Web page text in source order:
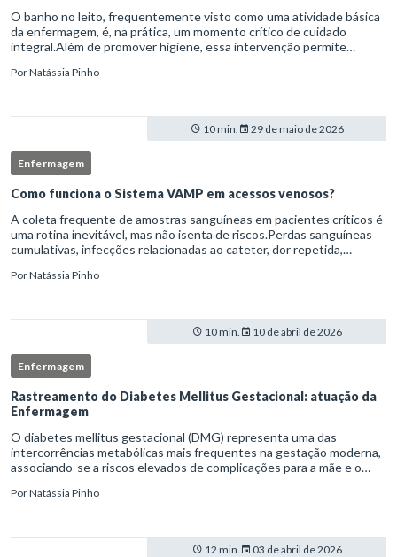
O banho no leito, frequentemente visto como uma atividade básica
da enfermagem, é, na prática, um momento crítico de cuidado
integral.Além de promover higiene, essa intervenção permite
PorNatássia Pinho
10 min. 29 de maio de 2026
Enfermagem
Como funciona o Sistema VAMP em acessos venosos?
A coleta frequente de amostras sanguíneas em pacientes críticos é
uma rotina inevitável, mas não isenta de riscos.Perdas sanguíneas
cumulativas, infecções relacionadas ao cateter, dor repetida,
PorNatássia Pinho
10 min. 10 de abril de 2026
Enfermagem
Rastreamento do Diabetes Mellitus Gestacional: atuação da
Enfermagem
O diabetes mellitus gestacional (DMG) representa uma das
intercorrências metabólicas mais frequentes na gestação moderna,
associando-se a riscos elevados de complicações para a mãe e o
enferm
PorNatássia Pinho
12 min. 03 de abril de 2026